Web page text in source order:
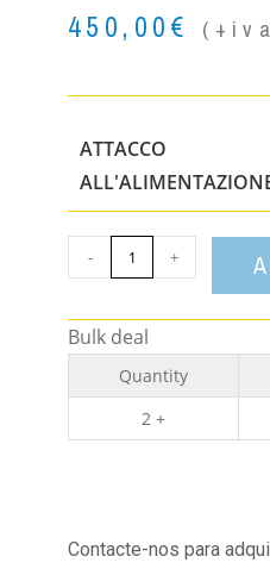
450,00€
ATTACCO
- +
Bulk deal
Quantity
2 +
Contacte-nos para